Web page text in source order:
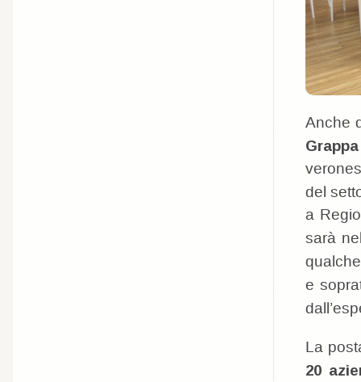
Anche
del
a
sarà
e
La
20